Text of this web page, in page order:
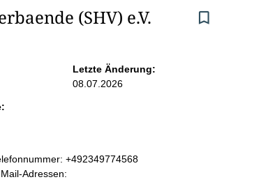
(SHV) e.V.
Letzte Änderung:
08.07.2026
+492349774568
Adressen: